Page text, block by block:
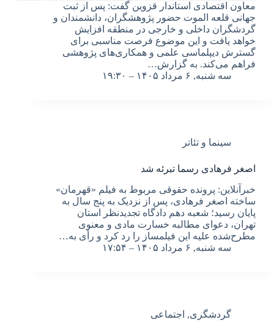
معاون اقتصادی استاندار قزوین گفت: پس از ثبت
جهانی قلعه الموت حضور پژوهشگران، دانشمندان و
گردشگران داخلی و خارجی در منطقه افزایش
خواهد یافت و این موضوع فرصت مناسبی برای
گسترش دیپلماسی علمی و همکاری‌های پژوهشی
فراهم می‌کند. به گزارش…
سه شنبه, ۶ مرداد ۱۴۰۵ – ۱۹:۳۰
سینما و تئاتر
اصغر فرهادی رسما تبرئه شد
خبرآنلاین: پرونده حقوقی مربوط به فیلم «قهرمان»
ساخته اصغر فرهادی، پس از نزدیک به پنج سال به
پایان رسید؛ شعبه دهم دادگاه تجدیدنظر استان
تهران، دعوای مطالبه خسارت مادی و معنوی
مطرح‌شده علیه این فیلمساز را رد کرد و رأی به…
سه شنبه, ۶ مرداد ۱۴۰۵ – ۱۷:۵۴
گردشگری, اجتماعی